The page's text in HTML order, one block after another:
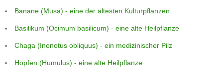
Banane (Musa) - eine der ältesten Kulturpflanzen
Basilikum (Ocimum basilicum) - eine alte Heilpflanze
Chaga (Inonotus obliquus) - ein medizinischer Pilz
Hopfen (Humulus) - eine alte Heilpflanze